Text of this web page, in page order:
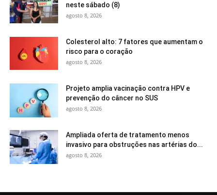
neste sábado (8)
agosto 8, 2026
Colesterol alto: 7 fatores que aumentam o
risco para o coração
agosto 8, 2026
Projeto amplia vacinação contra HPV e
prevenção do câncer no SUS
agosto 8, 2026
Ampliada oferta de tratamento menos
invasivo para obstruções nas artérias do...
agosto 8, 2026